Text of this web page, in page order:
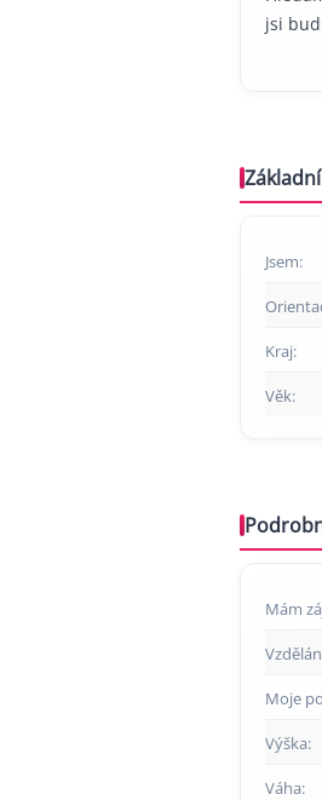
jsi
Jsem:
Kraj:
Věk:
Mám
Moje
Výška:
Váha: